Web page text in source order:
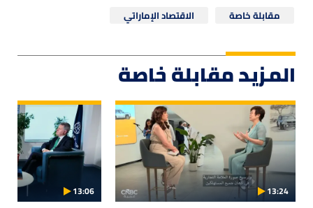
مقابلة خاصة
الاقتصاد الإماراتي
المزيد مقابلة خاصة
13:24
13:06